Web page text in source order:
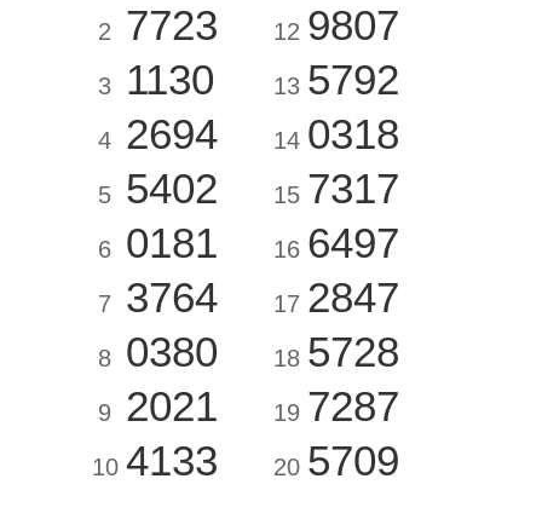
2 7723
3 1130
4 2694
5 5402
6 0181
7 3764
8 0380
9 2021
10 4133
12 9807
13 5792
14 0318
15 7317
16 6497
17 2847
18 5728
19 7287
20 5709